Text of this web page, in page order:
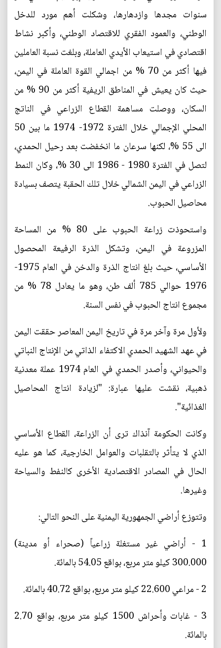
سنوات مجدها وازدهارها، وشكلت أهم مورد للدخل
الوطني، والعمود الفقري للاقتصاد الوطني، وأكبر نشاط
اقتصادي في استيعاب الأيدي العاملة، وبلغت نسبة العاملين
فيها أكثر من 70 % من اجمالي القوة العاملة في اليمن،
حيث كان يعيش في المناطق الريفية أكثر من 90 % من
السكان، ووصلت مساهمة القطاع الزراعي في الناتج
المحلي الإجمالي خلال الفترة 1972- 1974 ما بين 50
الى 55 %، لكنها سرعان ما انخفضت بعد رحيل الحمدي،
لتصل في الفترة 1980 - 1986 الى 30 %، وكان النمط
الزراعي في اليمن الشمالي خلال تلك الحقبة يتصف بسيادة
محاصيل الحبوب.
واستحوذت زراعة الحبوب على 80 % من المساحة
المزروعة في اليمن، وتشكل الذرة الرفيعة المحصول
الأساسي، حيث بلغ انتاج الذرة والدخن في العام 1975-
1976 حوالي 785 ألف طن، وهو ما يعادل 78 % من
مجموع انتاج الحبوب في نفس السنة.
ولأول مرة وآخر مرة في تاريخ اليمن المعاصر حققت اليمن
في عهد الشهيد الحمدي الاكتفاء الذاتي من الإنتاج النباتي
والحيواني، وأصدر الحمدي في العام 1974 عملة معدنية
ذهبية، نقشت عليها عبارة: "لزيادة انتاج المحاصيل
الغذائية".
وكانت الحكومة آنذاك ترى أن الزراعة، القطاع الأساسي
الذي لا يتأثر بالتقلبات والعوامل الخارجية، كما هو عليه
الحال في المصادر الاقتصادية الأخرى كالنفط والسياحة
وغيرها.
وتتوزع أراضي الجمهورية اليمنية على النحو التالي:
1 - أراضي غير مستغلة زراعياً (صحراء أو مدينة)
300.000 كيلو متر مربع، بواقع 54.05 بالمائة.
2 - مراعي 22.600 كيلو متر مربع، بواقع 40.72 بالمائة.
3 - غابات وأحراش 1500 كيلو متر مربع، بواقع 2.70
بالمائة.